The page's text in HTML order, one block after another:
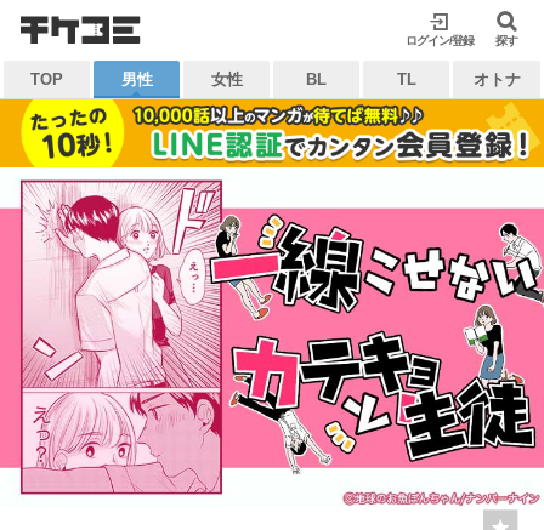
ログイン/登録 探す
TOP 男性 女性 BL TL オトナ
検索
閉じる
キーワードから探す
各一覧から探す
ジャンル タグ
作家 作品
雑誌
マイ本棚から探す
最近読んだ作品 お気に入り